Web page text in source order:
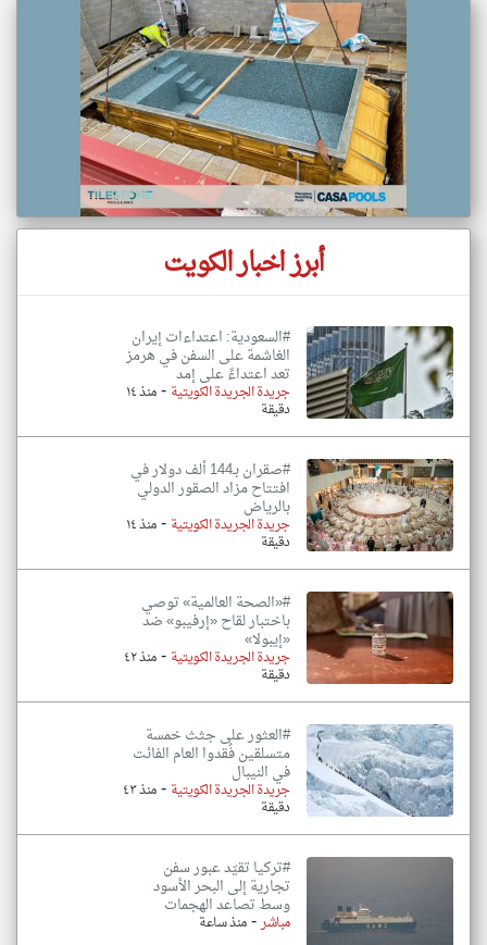
أبرز اخبار الكويت
#السعودية: اعتداءات إيران
الغاشمة على السفن في هرمز
تعد اعتداءً على إمد
جريدة الجريدة الكويتية - منذ ١٤
دقيقة
#صقران بـ144 ألف دولار في
افتتاح مزاد الصقور الدولي
بالرياض
جريدة الجريدة الكويتية - منذ ١٤
دقيقة
#«الصحة العالمية» توصي
باختبار لقاح «إرفيبو» ضد
«إيبولا»
جريدة الجريدة الكويتية - منذ ٤٢
دقيقة
#العثور على جثث خمسة
متسلقين فُقدوا العام الفائت
في النيبال
جريدة الجريدة الكويتية - منذ ٤٣
دقيقة
#تركيا تقيّد عبور سفن
تجارية إلى البحر الأسود
وسط تصاعد الهجمات
مباشر-منذ ساعة